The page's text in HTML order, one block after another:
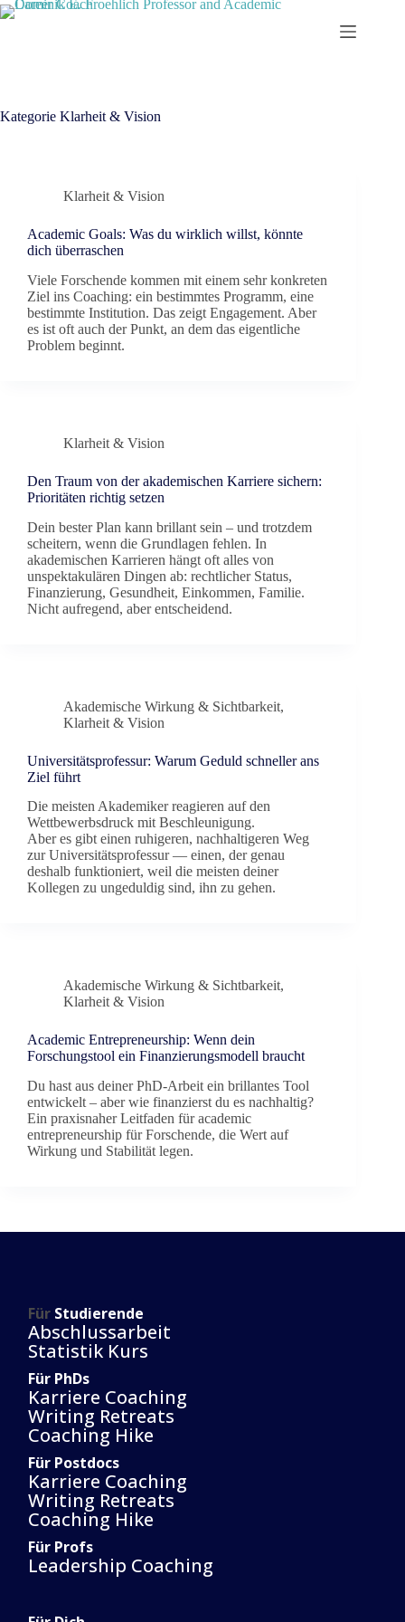
Zum
Inhalt
Kategorie Klarheit & Vision
Klarheit & Vision
Academic Goals: Was du wirklich willst, könnte
dich überraschen
Viele Forschende kommen mit einem sehr konkreten
Ziel ins Coaching: ein bestimmtes Programm, eine
bestimmte Institution. Das zeigt Engagement. Aber
es ist oft auch der Punkt, an dem das eigentliche
Problem beginnt.
Klarheit & Vision
Den Traum von der akademischen Karriere sichern:
Prioritäten richtig setzen
Dein bester Plan kann brillant sein – und trotzdem
scheitern, wenn die Grundlagen fehlen. In
akademischen Karrieren hängt oft alles von
unspektakulären Dingen ab: rechtlicher Status,
Finanzierung, Gesundheit, Einkommen, Familie.
Nicht aufregend, aber entscheidend.
Akademische Wirkung & Sichtbarkeit,
Klarheit & Vision
Universitätsprofessur: Warum Geduld schneller ans
Ziel führt
Die meisten Akademiker reagieren auf den
Wettbewerbsdruck mit Beschleunigung.
Aber es gibt einen ruhigeren, nachhaltigeren Weg
zur Universitätsprofessur — einen, der genau
deshalb funktioniert, weil die meisten deiner
Kollegen zu ungeduldig sind, ihn zu gehen.
Akademische Wirkung & Sichtbarkeit,
Klarheit & Vision
Academic Entrepreneurship: Wenn dein
Forschungstool ein Finanzierungsmodell braucht
Du hast aus deiner PhD-Arbeit ein brillantes Tool
entwickelt – aber wie finanzierst du es nachhaltig?
Ein praxisnaher Leitfaden für academic
entrepreneurship für Forschende, die Wert auf
Wirkung und Stabilität legen.
Für Studierende
Abschlussarbeit
Statistik Kurs
Für PhDs
Karriere Coaching
Writing Retreats
Coaching Hike
Für Postdocs
Karriere Coaching
Writing Retreats
Coaching Hike
Für Profs
Leadership Coaching